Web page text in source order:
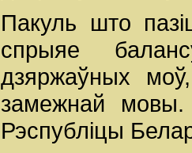
Пакуль што
спрыяе
дзяржаўных
замежнай
Рэспубліцы